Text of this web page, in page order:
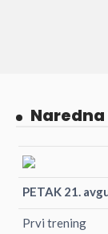
PETAK 21.
Prvi trening